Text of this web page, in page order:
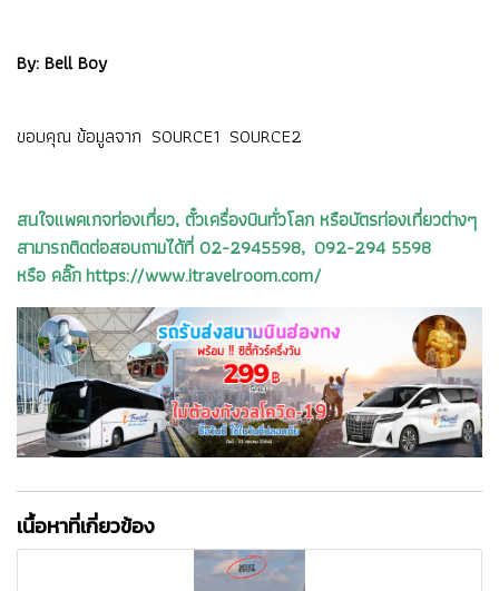
By: Bell Boy
ขอบคุณ ข้อมูลจาก SOURCE1 SOURCE2
สนใจแพคเกจท่องเที่ยว, ตั๋วเครื่องบินทั่วโลก หรือบัตรท่องเที่ยวต่างๆ
สามารถติดต่อสอบถามได้ที่ 02-2945598, 092-294 5598
หรือ คลิ๊ก https://www.itravelroom.com/
เนื้อหาที่เกี่ยวข้อง